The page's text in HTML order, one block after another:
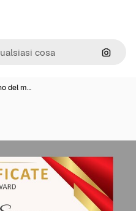
Cerca
del m…